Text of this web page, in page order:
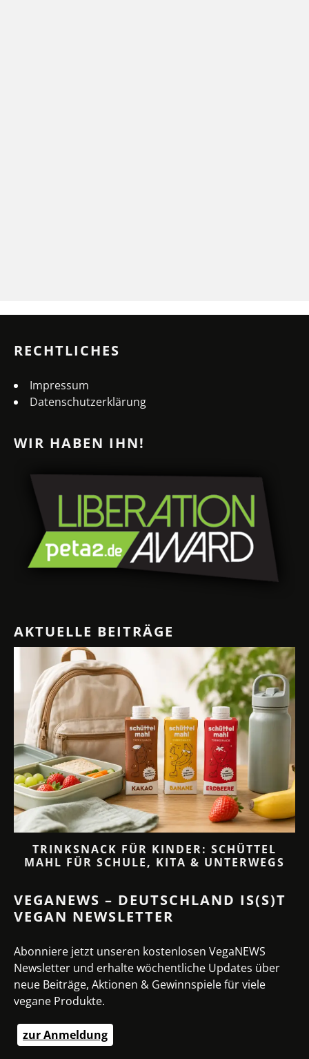
RECHTLICHES
Impressum
Datenschutzerklärung
WIR HABEN IHN!
AKTUELLE BEITRÄGE
TRINKSNACK FÜR KINDER: SCHÜTTEL
MAHL FÜR SCHULE, KITA & UNTERWEGS
VEGANEWS – DEUTSCHLAND IS(S)T
VEGAN NEWSLETTER
Abonniere jetzt unseren kostenlosen VegaNEWS
Newsletter und erhalte wöchentliche Updates über
neue Beiträge, Aktionen & Gewinnspiele für viele
vegane Produkte.
zur Anmeldung